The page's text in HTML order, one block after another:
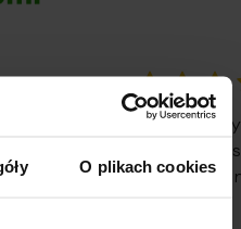
O plikach cookies
100%
Nie
Państwa
Nie traćcie